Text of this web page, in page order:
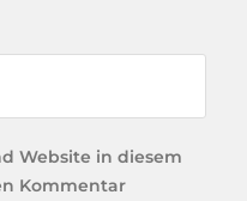
Website in diesem
Kommentar